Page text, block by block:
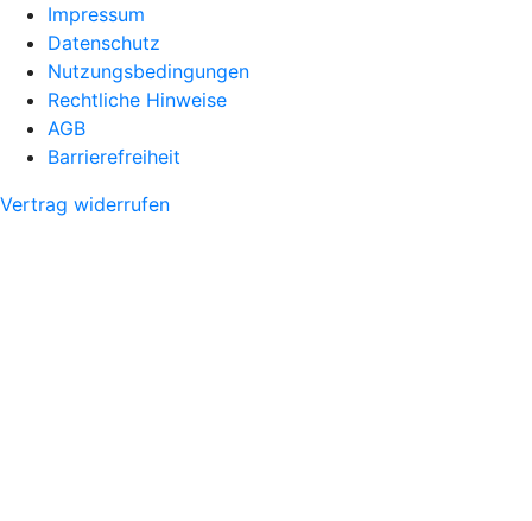
Impressum
Datenschutz
Nutzungsbedingungen
Rechtliche Hinweise
AGB
Barrierefreiheit
Vertrag widerrufen